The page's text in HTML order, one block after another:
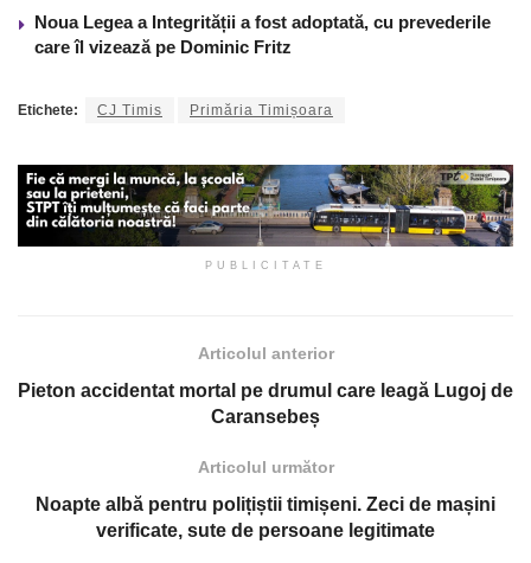
Noua Legea a Integrității a fost adoptată, cu prevederile
care îl vizează pe Dominic Fritz
Etichete: CJ Timis Primăria Timișoara
PUBLICITATE
Articolul anterior
Pieton accidentat mortal pe drumul care leagă Lugoj de
Caransebeș
Articolul următor
Noapte albă pentru polițiștii timișeni. Zeci de mașini
verificate, sute de persoane legitimate